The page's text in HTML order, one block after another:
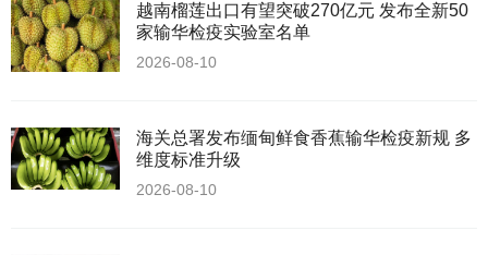
越南榴莲出口有望突破270亿元 发布全新50
家输华检疫实验室名单
2026-08-10
海关总署发布缅甸鲜食香蕉输华检疫新规 多
维度标准升级
2026-08-10